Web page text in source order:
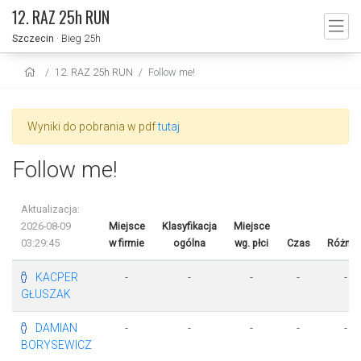
12. RAZ 25h RUN
Szczecin · Bieg 25h
12. RAZ 25h RUN Follow me!
Wyniki do pobrania w pdftutaj
Follow me!
Aktualizacja:
2026-08-09
03:29:45
Miejsce
w firmie
Klasyfikacja
ogólna
Miejsce
wg. płci
Czas
KACPER
GŁUSZAK
- - - - -
DAMIAN
BORYSEWICZ
- - - - -